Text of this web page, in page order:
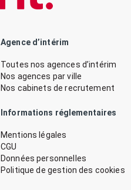
Agence d’intérim
Toutes nos agences d’intérim
Nos agences par ville
Nos cabinets de recrutement
Informations réglementaires
Mentions légales
CGU
Données personnelles
Politique de gestion des cookies